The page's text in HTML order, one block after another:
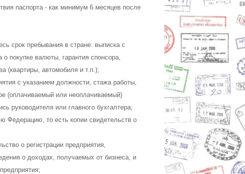
паспорта - как минимум 6 месяцев после
срок пребывания в стране: выписка с
о покупке валюты, гарантия спонсора,
(квартиры, автомобиля и т.п.);
с указанием должности, стажа работы,
(оплачиваемый или неоплачиваемый)
руководителя или главного бухгалтера;
Федерацию, то есть копии свидетельств о
о регистрации предприятия,
о доходах, получаемых от бизнеса, и